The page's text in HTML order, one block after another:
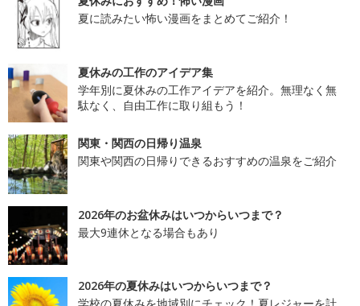
夏に読みたい怖い漫画をまとめてご紹介！
夏休みの工作のアイデア集
学年別に夏休みの工作アイデアを紹介。無理なく無
駄なく、自由工作に取り組もう！
関東・関西の日帰り温泉
関東や関西の日帰りできるおすすめの温泉をご紹介
2026年のお盆休みはいつからいつまで？
最大9連休となる場合もあり
2026年の夏休みはいつからいつまで？